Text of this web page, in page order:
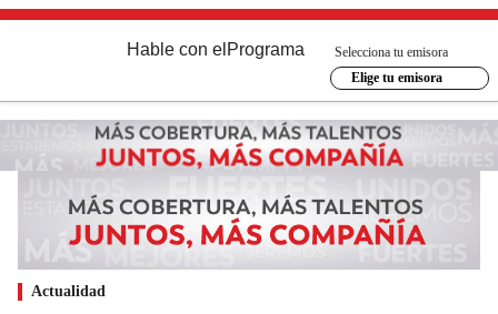
Hable con el Programa
Selecciona tu emisora
Elige tu emisora
Actualidad